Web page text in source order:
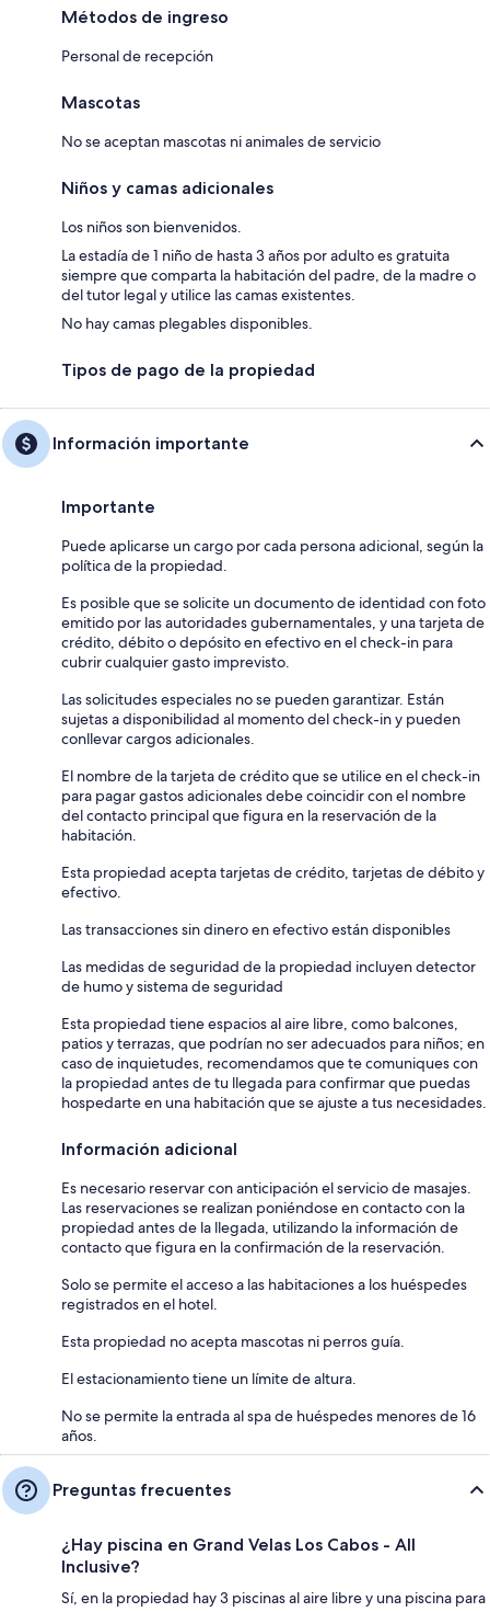
Métodos de ingreso
Personal de recepción
Mascotas
No se aceptan mascotas ni animales de servicio
Niños y camas adicionales
Los niños son bienvenidos.
La estadía de 1 niño de hasta 3 años por adulto es gratuita
siempre que comparta la habitación del padre, de la madre o
del tutor legal y utilice las camas existentes.
No hay camas plegables disponibles.
Tipos de pago de la propiedad
Información importante
Importante
Puede aplicarse un cargo por cada persona adicional, según la
política de la propiedad.
Es posible que se solicite un documento de identidad con foto
emitido por las autoridades gubernamentales, y una tarjeta de
crédito, débito o depósito en efectivo en el check-in para
cubrir cualquier gasto imprevisto.
Las solicitudes especiales no se pueden garantizar. Están
sujetas a disponibilidad al momento del check-in y pueden
conllevar cargos adicionales.
El nombre de la tarjeta de crédito que se utilice en el check-in
para pagar gastos adicionales debe coincidir con el nombre
del contacto principal que figura en la reservación de la
habitación.
Esta propiedad acepta tarjetas de crédito, tarjetas de débito y
efectivo.
Las transacciones sin dinero en efectivo están disponibles
Las medidas de seguridad de la propiedad incluyen detector
de humo y sistema de seguridad
Esta propiedad tiene espacios al aire libre, como balcones,
patios y terrazas, que podrían no ser adecuados para niños; en
caso de inquietudes, recomendamos que te comuniques con
la propiedad antes de tu llegada para confirmar que puedas
hospedarte en una habitación que se ajuste a tus necesidades.
Información adicional
Es necesario reservar con anticipación el servicio de masajes.
Las reservaciones se realizan poniéndose en contacto con la
propiedad antes de la llegada, utilizando la información de
contacto que figura en la confirmación de la reservación.
Solo se permite el acceso a las habitaciones a los huéspedes
registrados en el hotel.
Esta propiedad no acepta mascotas ni perros guía.
El estacionamiento tiene un límite de altura.
No se permite la entrada al spa de huéspedes menores de 16
años.
Preguntas frecuentes
¿Hay piscina en Grand Velas Los Cabos - All
Inclusive?
Sí, en la propiedad hay 3 piscinas al aire libre y una piscina para